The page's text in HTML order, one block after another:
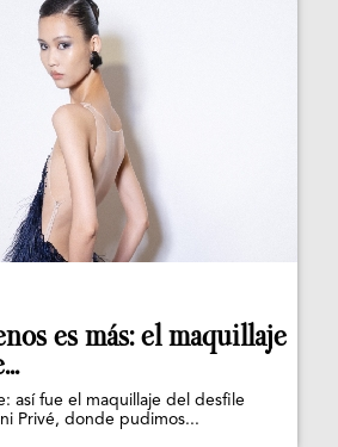
es más: el maquillaje
así fue el maquillaje del desfile
Privé, donde pudimos...